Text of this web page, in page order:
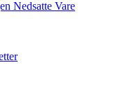
Nedsatte Vare